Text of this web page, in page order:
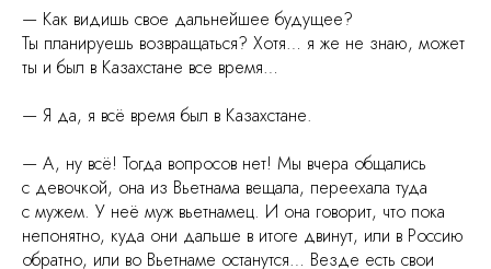
— Как видишь свое дальнейшее будущее?
Ты планируешь возвращаться? Хотя… я же не знаю, может
ты и был в Казахстане все время…
— Я да, я всё время был в Казахстане.
— А, ну всё! Тогда вопросов нет! Мы вчера общались
с девочкой, она из Вьетнама вещала, переехала туда
с мужем. У неё муж вьетнамец. И она говорит, что пока
непонятно, куда они дальше в итоге двинут, или в Россию
обратно, или во Вьетнаме останутся… Везде есть свои